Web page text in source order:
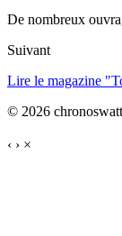
De nombreux
Suivant
Lire le magazine
© 2026
‹ › ×